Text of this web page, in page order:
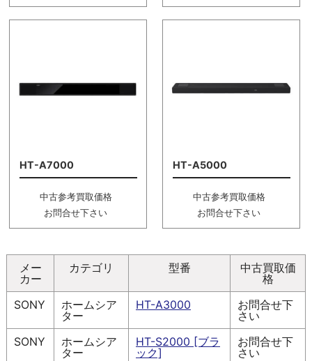
HT-A7000
中古参考買取価格
お問合せ下さい
HT-A5000
中古参考買取価格
お問合せ下さい
メー
カー
カテゴリ 型番
中古買取価
格
SONY
ホームシア
ター
HT-A3000
お問合せ下
さい
SONY
ホームシア
ター
HT-S2000 [ブラ
ック]
お問合せ下
さい